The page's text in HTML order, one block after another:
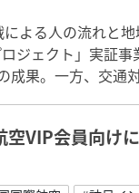
よる人の流れと
ジェクト」実証
成果。一方、交通
VIP会員向け